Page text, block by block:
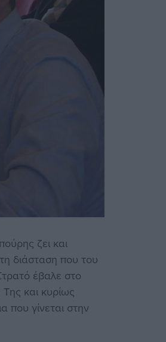
ζει και
διάσταση που του
έβαλε στο
Της και κυρίως
που γίνεται στην